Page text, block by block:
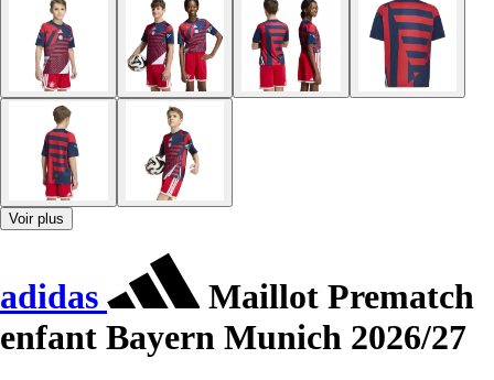
Voir plus
adidas
Maillot Prematch
enfant Bayern Munich 2026/27